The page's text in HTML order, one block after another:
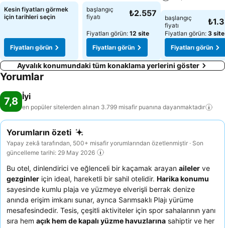
Kesin fiyatları görmek
için tarihleri seçin
Fiyatları görün
Fiyatları görün
başlangıç
fiyatı
₺2.557
Fiyatları görün: 12 site
Fiyatları görün
Fiyatları görün
başlangıç
fiyatı
Fiyatları görün: 3 site
Fiyatları görün
Ayvalık konumundaki tüm konaklama yerlerini göster
Yorumlar
7,8 İyi
en popüler sitelerden alınan 3.799 misafir puanına dayanmaktadır
Yorumların özeti
Yapay zekâ tarafından, 500+ misafir yorumlarından özetlenmiştir · Son
güncelleme tarihi: 29 May 2026
Bu otel, dinlendirici ve eğlenceli bir kaçamak arayan aileler ve
gezginler için ideal, hareketli bir sahil otelidir. Harika konumu
sayesinde kumlu plaja ve yüzmeye elverişli berrak denize
anında erişim imkanı sunar, ayrıca Sarımsaklı Plajı yürüme
mesafesindedir. Tesis, çeşitli aktiviteler için spor sahalarının yanı
sıra hem açık hem de kapalı yüzme havuzlarına sahiptir ve her